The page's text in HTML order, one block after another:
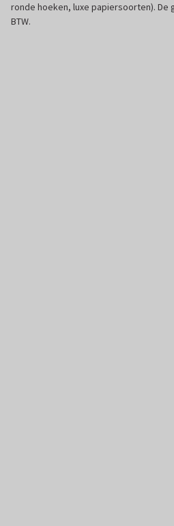
ronde hoeken, luxe papiersoorten).
BTW.